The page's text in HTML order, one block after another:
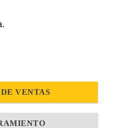
VENTAS